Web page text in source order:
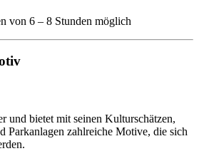
von 6 – 8 Stunden möglich
und bietet mit seinen Kulturschätzen,
Parkanlagen zahlreiche Motive, die sich